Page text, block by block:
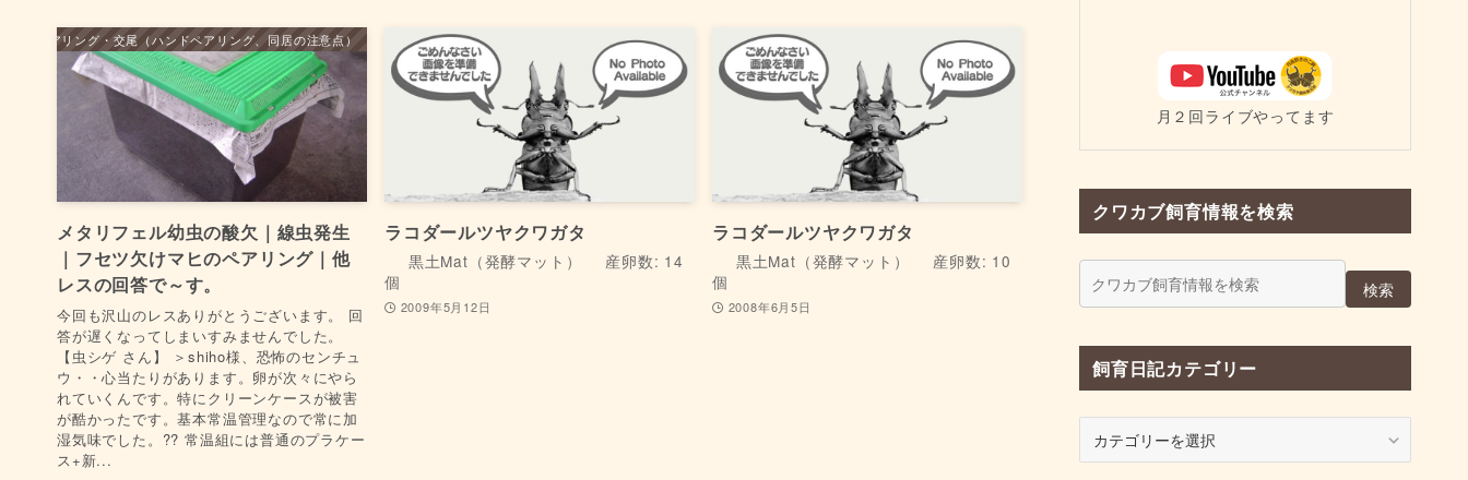
ペアリング・交尾（ハンドペアリング、同居の注意点）
メタリフェル幼虫の酸欠｜線虫発生
｜フセツ欠けマヒのペアリング｜他
レスの回答で～す。
今回も沢山のレスありがとうございます。 回
答が遅くなってしまいすみませんでした。
【虫シゲ さん】 ＞shiho様、恐怖のセンチュ
ウ・・心当たりがあります。卵が次々にやら
れていくんです。特にクリーンケースが被害
が酷かったです。基本常温管理なので常に加
湿気味でした。?? 常温組には普通のプラケー
ス+新...
ラコダールツヤクワガタ
黒土Mat（発酵マット）
産卵数: 14
個
2009年5月12日
ラコダールツヤクワガタ
黒土Mat（発酵マット）
産卵数: 10
個
2008年6月5日
月２回ライブやってます
クワカブ飼育情報を検索
検索
飼育日記カテゴリー